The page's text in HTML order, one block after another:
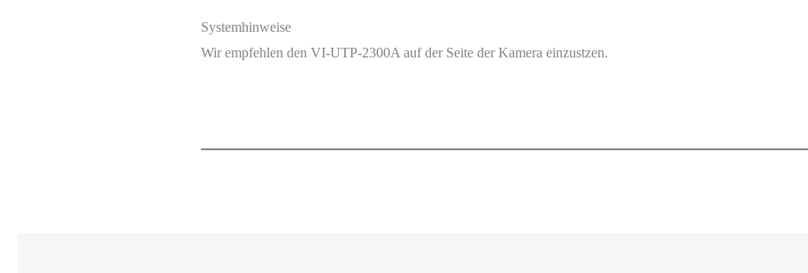
Systemhinweise
Wir empfehlen den VI-UTP-2300A auf der Seite der Kamera einzustzen.